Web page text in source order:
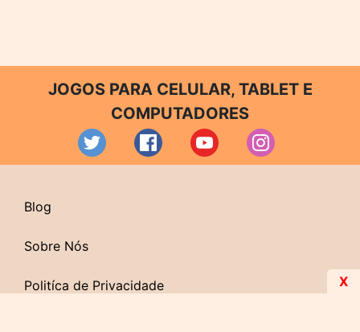
JOGOS PARA CELULAR, TABLET E
COMPUTADORES
Blog
Sobre Nós
Politíca de Privacidade X